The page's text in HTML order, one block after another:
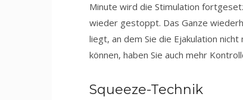
Minute wird die Stimulation
wieder gestoppt. Das Ganze
liegt, an dem Sie die Ejakulation
können, haben Sie auch mehr
Squeeze-Technik